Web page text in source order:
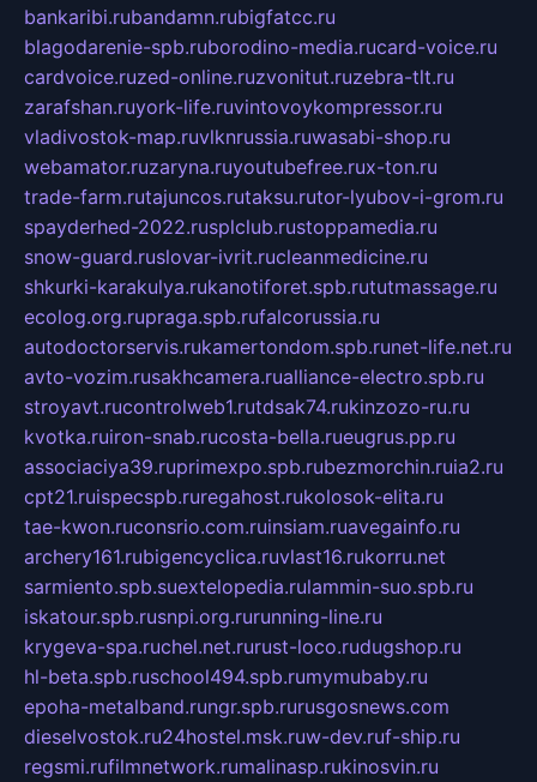
bankaribi.rubandamn.rubigfatcc.ru
blagodarenie-spb.ruborodino-media.rucard-voice.ru
cardvoice.ruzed-online.ruzvonitut.ruzebra-tlt.ru
zarafshan.ruyork-life.ruvintovoykompressor.ru
vladivostok-map.ruvlknrussia.ruwasabi-shop.ru
webamator.ruzaryna.ruyoutubefree.rux-ton.ru
trade-farm.rutajuncos.rutaksu.rutor-lyubov-i-grom.ru
spayderhed-2022.rusplclub.rustoppamedia.ru
snow-guard.ruslovar-ivrit.rucleanmedicine.ru
shkurki-karakulya.rukanotiforet.spb.rututmassage.ru
ecolog.org.rupraga.spb.rufalcorussia.ru
autodoctorservis.rukamertondom.spb.runet-life.net.ru
avto-vozim.rusakhcamera.rualliance-electro.spb.ru
stroyavt.rucontrolweb1.rutdsak74.rukinzozo-ru.ru
kvotka.ruiron-snab.rucosta-bella.rueugrus.pp.ru
associaciya39.ruprimexpo.spb.rubezmorchin.ruia2.ru
cpt21.ruispecspb.ruregahost.rukolosok-elita.ru
tae-kwon.ruconsrio.com.ruinsiam.ruavegainfo.ru
archery161.rubigencyclica.ruvlast16.rukorru.net
sarmiento.spb.suextelopedia.rulammin-suo.spb.ru
iskatour.spb.rusnpi.org.rurunning-line.ru
krygeva-spa.ruchel.net.rurust-loco.rudugshop.ru
hl-beta.spb.ruschool494.spb.rumymubaby.ru
epoha-metalband.rungr.spb.rurusgosnews.com
dieselvostok.ru24hostel.msk.ruw-dev.ruf-ship.ru
regsmi.rufilmnetwork.rumalinasp.rukinosvin.ru